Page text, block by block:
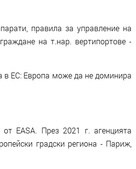
правила за управление на
на т.нар. вертипортове -
в ЕС: Европа може да не доминира
EASA. През 2021 г. агенцията
градски региона - Париж,